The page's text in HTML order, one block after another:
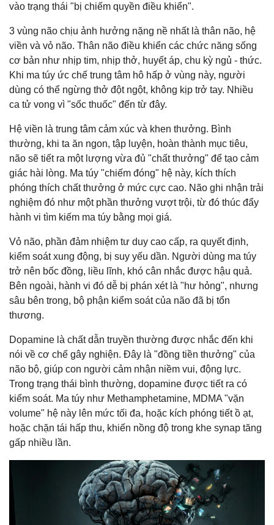
vào trạng thái "bị chiếm quyền điều khiển".
3 vùng não chịu ảnh hưởng nặng nề nhất là thân não, hệ
viền và vỏ não. Thân não điều khiển các chức năng sống
cơ bản như nhịp tim, nhịp thở, huyết áp, chu kỳ ngủ - thức.
Khi ma túy ức chế trung tâm hô hấp ở vùng này, người
dùng có thể ngừng thở đột ngột, không kịp trở tay. Nhiều
ca tử vong vì "sốc thuốc" đến từ đây.
Hệ viền là trung tâm cảm xúc và khen thưởng. Bình
thường, khi ta ăn ngon, tập luyện, hoàn thành mục tiêu,
não sẽ tiết ra một lượng vừa đủ "chất thưởng" để tạo cảm
giác hài lòng. Ma túy "chiếm đóng" hệ này, kích thích
phóng thích chất thưởng ở mức cực cao. Não ghi nhận trải
nghiệm đó như một phần thưởng vượt trội, từ đó thúc đẩy
hành vi tìm kiếm ma túy bằng mọi giá.
Vỏ não, phần đảm nhiệm tư duy cao cấp, ra quyết định,
kiểm soát xung động, bị suy yếu dần. Người dùng ma túy
trở nên bốc đồng, liều lĩnh, khó cân nhắc được hậu quả.
Bên ngoài, hành vi đó dễ bị phán xét là "hư hỏng", nhưng
sâu bên trong, bộ phận kiểm soát của não đã bị tổn
thương.
Dopamine là chất dẫn truyền thường được nhắc đến khi
nói về cơ chế gây nghiện. Đây là "đồng tiền thưởng" của
não bộ, giúp con người cảm nhận niềm vui, động lực.
Trong trạng thái bình thường, dopamine được tiết ra có
kiểm soát. Ma túy như Methamphetamine, MDMA "vặn
volume" hệ này lên mức tối đa, hoặc kích phóng tiết ồ ạt,
hoặc chặn tái hấp thu, khiến nồng độ trong khe synap tăng
gấp nhiều lần.